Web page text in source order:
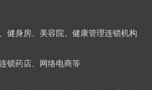
健身房、美容院、健康管理连锁机构
锁药店、网络电商等